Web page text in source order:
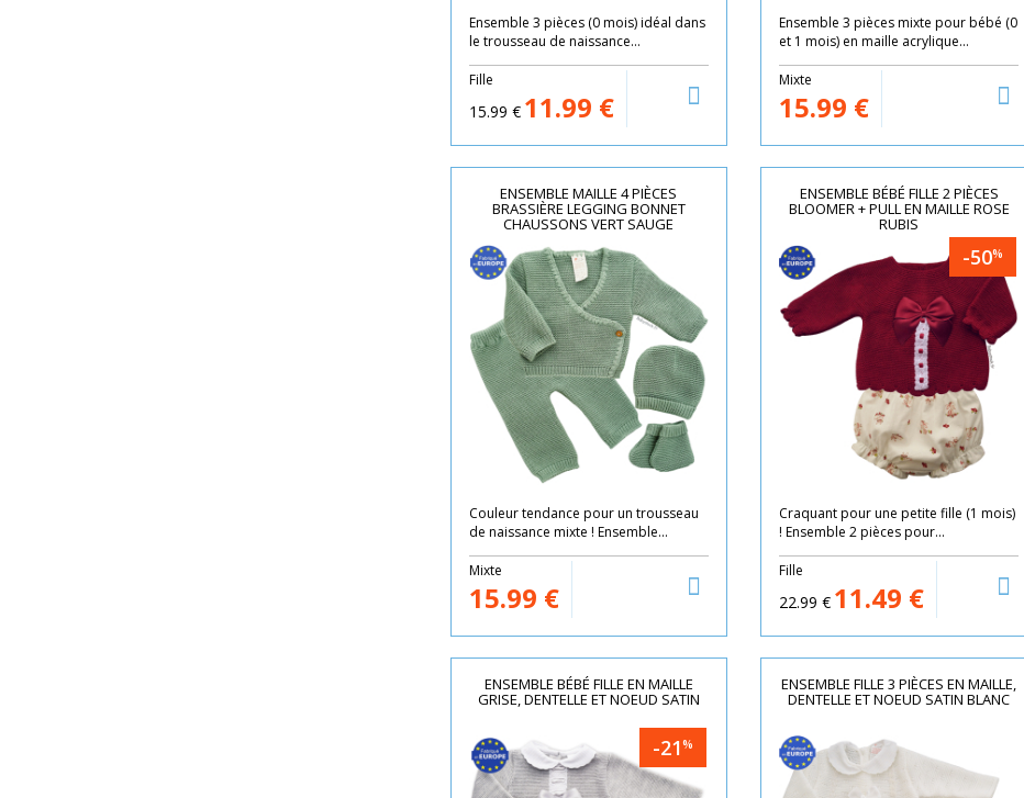
Ensemble 3 pièces (0 mois) idéal dans
le trousseau de naissance...
Fille
15.99 € 11.99 €
Ensemble 3 pièces mixte pour bébé (0
et 1 mois) en maille acrylique...
Mixte
15.99 €
ENSEMBLE MAILLE 4 PIÈCES
BRASSIÈRE LEGGING BONNET
CHAUSSONS VERT SAUGE
Couleur tendance pour un trousseau
de naissance mixte ! Ensemble...
Mixte
15.99 €
ENSEMBLE BÉBÉ FILLE 2 PIÈCES
BLOOMER + PULL EN MAILLE ROSE
RUBIS
-50%
Craquant pour une petite fille (1 mois)
! Ensemble 2 pièces pour...
Fille
22.99 € 11.49 €
ENSEMBLE BÉBÉ FILLE EN MAILLE
GRISE, DENTELLE ET NOEUD SATIN
-21%
ENSEMBLE FILLE 3 PIÈCES EN MAILLE,
DENTELLE ET NOEUD SATIN BLANC